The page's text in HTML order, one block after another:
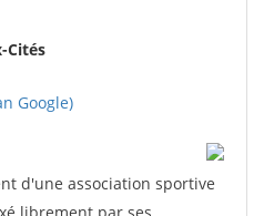
Cités
Google)
d'une association sportive